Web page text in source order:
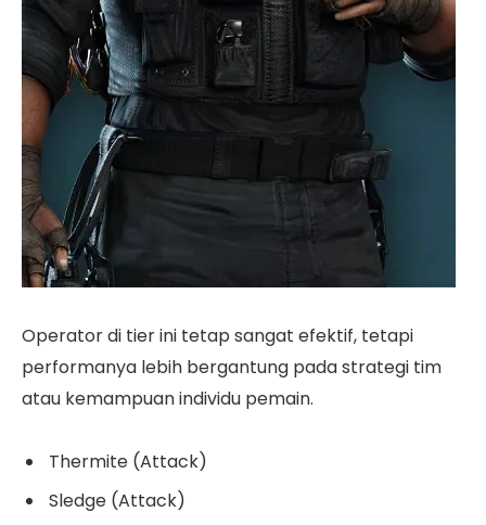
Operator di tier ini tetap sangat efektif, tetapi
performanya lebih bergantung pada strategi tim
atau kemampuan individu pemain.
Thermite (Attack)
Sledge (Attack)